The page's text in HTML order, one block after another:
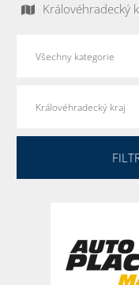
Královéhradecký